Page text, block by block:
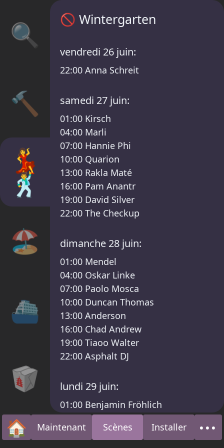
🔍
🔨
💃
🕺
🏖️
⛴
🥡
Programme Wintergarten – Sisyphos
🚫 Wintergarten
vendredi 26 juin:
22:00 Anna Schreit
samedi 27 juin:
01:00 Kirsch
04:00 Marli
07:00 Hannie Phi
10:00 Quarion
13:00 Rakla Maté
16:00 Pam Anantr
19:00 David Silver
22:00 The Checkup
dimanche 28 juin:
01:00 Mendel
04:00 Oskar Linke
07:00 Paolo Mosca
10:00 Duncan Thomas
13:00 Anderson
16:00 Chad Andrew
19:00 Tiaoo Walter
22:00 Asphalt DJ
lundi 29 juin:
01:00 Benjamin Fröhlich
04:00 Amelia Holt
07:00 Mark Gill
🏠AccueilMaintenant Scènes Installer •••
À